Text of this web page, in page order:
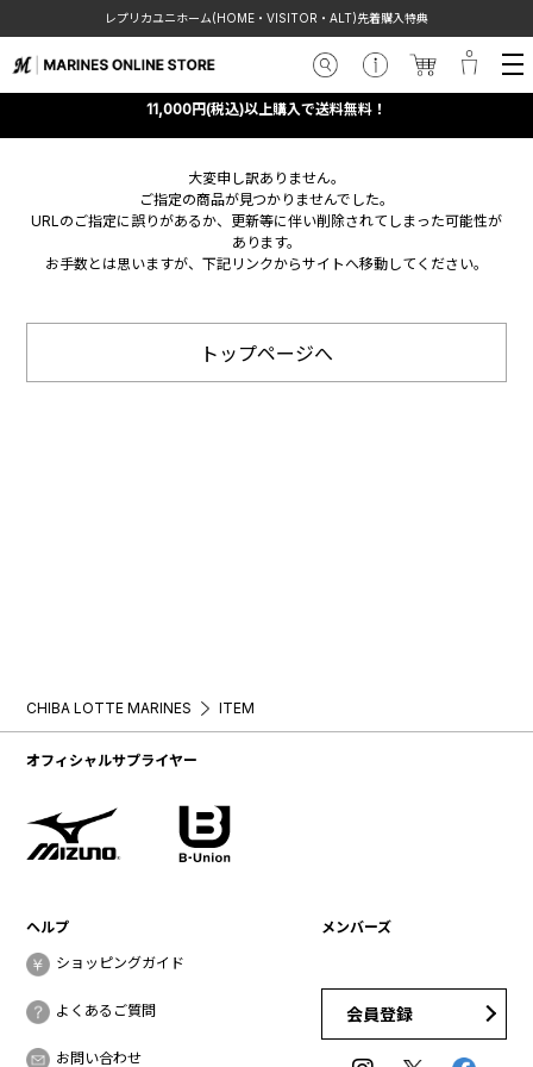
レプリカユニホーム(HOME・VISITOR・ALT)先着購入特典
11,000円(税込)以上購入で送料無料！
大変申し訳ありません。
ご指定の商品が見つかりませんでした。
URLのご指定に誤りがあるか、更新等に伴い削除されてしまった可能性が
あります。
お手数とは思いますが、下記リンクからサイトへ移動してください。
トップページへ
CHIBA LOTTE MARINES ITEM
オフィシャルサプライヤー
ヘルプ
ショッピングガイド
よくあるご質問
お問い合わせ
メンバーズ
会員登録